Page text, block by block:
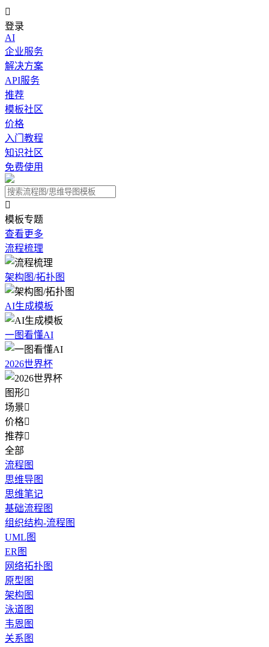

登录
AI
企业服务
解决方案
API服务
推荐
模板社区
价格
入门教程
知识社区
免费使用

模板专题
查看更多
流程梳理
架构图/拓扑图
AI生成模板
一图看懂AI
2026世界杯
图形
场景
价格
推荐
全部
流程图
思维导图
思维笔记
基础流程图
组织结构-流程图
UML图
ER图
网络拓扑图
原型图
架构图
泳道图
韦恩图
关系图